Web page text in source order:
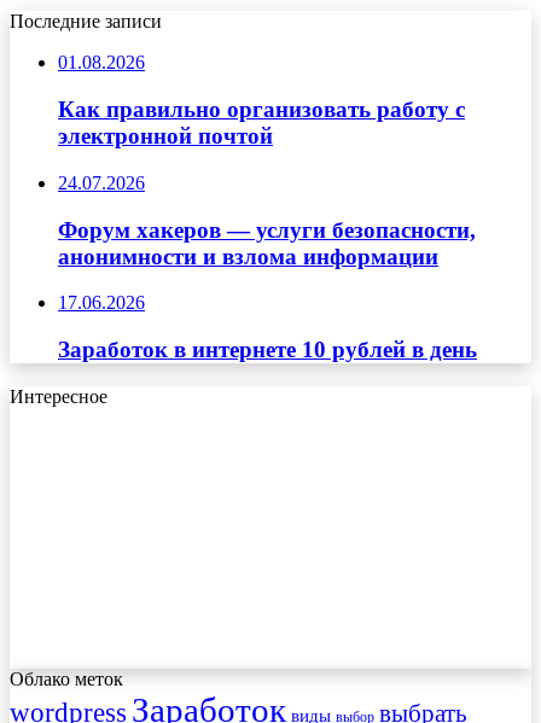
Последние записи
01.08.2026
Как правильно организовать работу с
электронной почтой
24.07.2026
Форум хакеров — услуги безопасности,
анонимности и взлома информации
17.06.2026
Заработок в интернете 10 рублей в день
Интересное
Облако меток
wordpress Заработок виды выбор выбрать